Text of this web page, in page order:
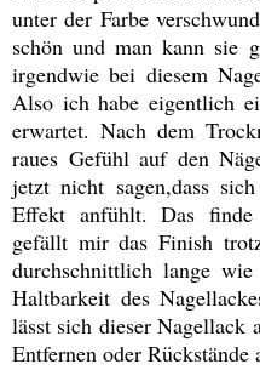
unter der Farbe
schön und man kann sie
irgendwie bei diesem
Also ich habe eigentlich
erwartet. Nach dem
raues Gefühl auf den
jetzt nicht sagen,dass
Effekt anfühlt. Das
gefällt mir das Finish
durchschnittlich lange
Haltbarkeit des
lässt sich dieser Nagellack
Entfernen oder